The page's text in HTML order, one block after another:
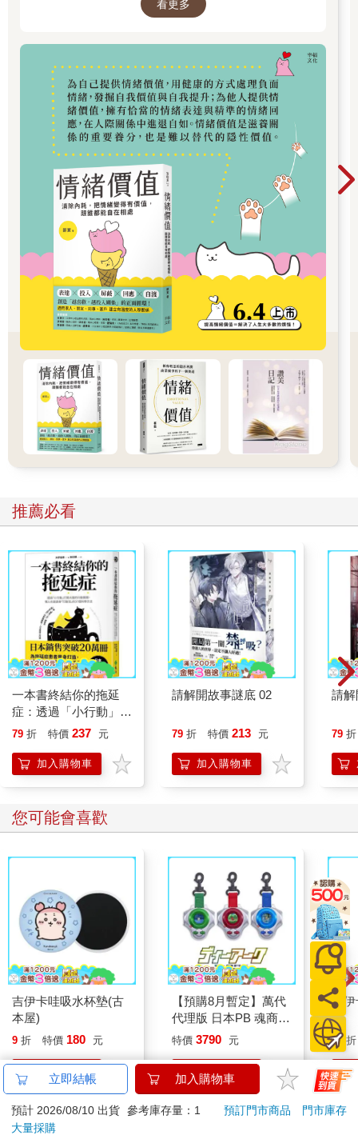
因為第一次的晤談時間快到了，我也想讓她整理一下情緒，於是
Jessica專注而安靜，我繼續說：「所以你有這些反應，不是你有
問題，你非常正常。下次我們可以一起探索，看看在你身上到底
發生了什麼。」
＿＿＿＿＿＿＿＿＿＿＿＿＿＿＿＿＿＿＿＿＿＿＿＿＿＿＿＿
＿＿＿＿＿＿
其實像Jessica這樣的高功能內向者，在我們這個世界，並不是少
高功能內向者的內心細膩、安靜，也勤奮努力，他們常常能取得
優秀的工作成果，但很容易在人際關係中耗盡能量。
他們害怕讓別人失望，在這個期待人們要積極、要懂得表現自
己、要刻意讓別人看見自己的社會裡，高功能內向者的內心充滿
拉扯，他們總是這樣問自己：
‧「為什麼我沒辦法違背別人的期待過日子？」
‧「我其實不討厭那些人，聚會時，甚至覺得開心，但每次相處後
都覺得好累。」
‧「有時，我想獨處、休息，但卻不好意思拒絕別人。」
‧「就算拒絕了，朋友也說沒關係，但會不會久了，就讓人覺得我
難相處？」
‧「如果一直休息，會不會讓人覺得我不夠積極，甚至與社會脫
節？」
‧「別人好像都沒有這種狀況，是不是我有問題？」
李安（Ang Lee）：沉靜中的極致敘事者
李安從台灣走向國際影壇，他以《臥虎藏龍》、《少年Pi的奇幻
漂流》等片贏得奧斯卡獎。
李安為人低調、不善言詞，卻透過細膩的情感捕捉與深刻的角色
描繪，讓觀眾走入他的內在世界。
內向的敏感與觀察力，使李安能洞察人性，拍出動人的故事。
身為李安好友的作家舒國治曾說：「李安只是用一種害羞的、埋
頭工作的方式，完成了自己的一片天地。」
李安的內向，正是他藝術創作的核心力量。
提姆‧庫克（Tim Cook）：安靜領導蘋果的企業家
作為蘋果公司的執行長，提姆‧庫克接手賈伯斯的重任，他在壓力
提姆‧庫克不是舞台上的煽情演說者，而是一位內向、低調、專注
細節的領導者。他重視價值觀、重視團隊，也擅長聆聽與深度思
考。提姆‧庫克的內向，讓他成為一位穩定、誠信與精準的決策
J.K.羅琳（J.K. Rowling）：從孤獨到魔法世界的創造者
豐富的內在世界與強大的想像力，創造出全球暢銷的奇幻小說。
J·K·羅琳避開鎂光燈，喜歡獨處、閱讀、靜靜地思考。她在沉默
中醞釀故事的能量，使她筆下的角色如此真實、情節如此有深
度。J·K·羅琳的內向不是阻礙，而是創造力的泉源。
艾瑪‧華森（Emma Watson）：優雅堅定的行動者
以《哈利波特》妙麗一角走紅的艾瑪‧華森，她在公眾面前看似自
信，但實際她認為自己「極度內向」。
艾瑪‧華森選擇安靜但堅定地投入女性權益、教育與公益活動，並
曾在聯合國發表深具影響力的演說。她的內向使她更有共感力，
也讓她能夠深思熟慮地用行動發聲，展現出沉著而堅韌的力量。
比爾‧蓋茲（Bill Gates）：深度思考的科技先驅
微軟的創辦人比爾‧蓋茲，從小就是典型的安靜書呆子，他喜歡獨
自閱讀、長時間思考。比爾‧蓋茲的內向性格，讓他能專注於複雜
的系統設計與策略規劃。退休後，比爾‧蓋茲仍持續以書籍與公益
看更多
推薦必看
一本書終結你的拖延
症：透過「小行動」打
開大腦的行動開關，懶
的37個科學方法
79 折 特價 237 元
加入購物車
請解開故事謎底 02
79 折 特價 213 元
加入購物車
請解
79 折
您可能會喜歡
吉伊卡哇吸水杯墊(古
本屋)
9 折 特價 180 元
加入購物車
【預購8月暫定】萬代
代理版 日本PB 魂商店
限定 數碼寶貝 D-ARK
特價 3790 元
加入購物車
吉
黃
95 折
訂購/退換貨須知
立即結帳 加入購物車
預計 2026/08/10 出貨 參考庫存量：1 預訂門市商品
門市庫存
大量採購